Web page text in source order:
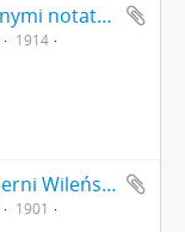
Notatnik nr 79 z odręcznymi notatkami Erazma Majewskiego - okładka z wytłoczonym numerem 79 i inicjałami E.M.
1914
Zdjęcie dziewcząt z Guberni Wileńskiej wieś Zarubicze przesłane Erazmowi Majewskiemu przez Marjana Janowskiego strona 1
1901